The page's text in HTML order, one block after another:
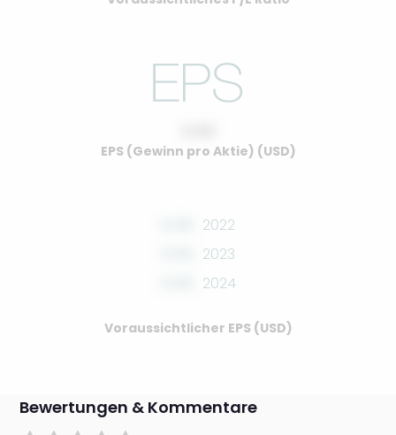
EPS (Gewinn pro Aktie) (USD)
2022
2023
2024
Voraussichtlicher EPS (USD)
Bewertungen & Kommentare